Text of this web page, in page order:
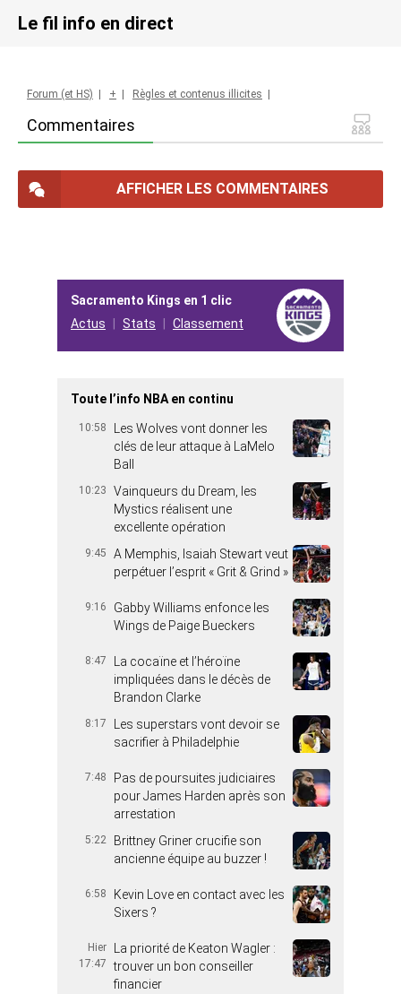
Le fil info en direct
Commentaires
Forum (et HS) + Règles et contenus illicites
AFFICHER LES COMMENTAIRES
Sacramento Kings en 1 clic
Actus
Stats Classement
Toute l’info NBA en continu
10:58
Les Wolves vont donner les
clés de leur attaque à LaMelo
Ball
10:23
Vainqueurs du Dream, les
Mystics réalisent une
excellente opération
9:45
A Memphis, Isaiah Stewart veut
perpétuer l’esprit « Grit & Grind »
9:16
Gabby Williams enfonce les
Wings de Paige Bueckers
8:47
La cocaïne et l’héroïne
impliquées dans le décès de
Brandon Clarke
8:17
Les superstars vont devoir se
sacrifier à Philadelphie
7:48
Pas de poursuites judiciaires
pour James Harden après son
arrestation
5:22
Brittney Griner crucifie son
ancienne équipe au buzzer !
6:58
Kevin Love en contact avec les
Sixers ?
Hier
17:47
La priorité de Keaton Wagler :
trouver un bon conseiller
financier